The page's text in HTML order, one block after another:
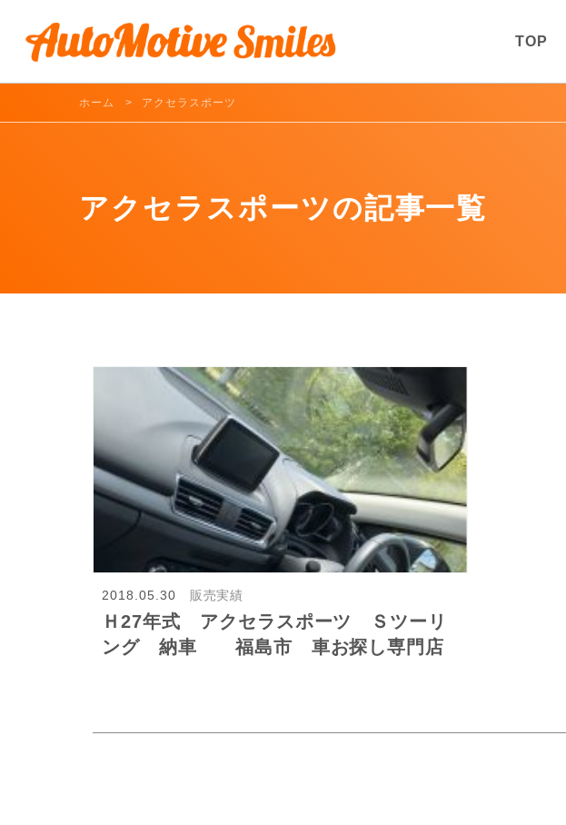
TOP
ホーム アクセラスポーツ
アクセラスポーツの記事一覧
2018.05.30 販売実績
Ｈ27年式 アクセラスポーツ Ｓツーリ
ング 納車 福島市 車お探し専門店